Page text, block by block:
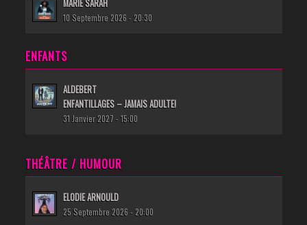
MARIE SARAH
10 Septembre 2026 - 20:30
ENFANTS
ALDEBERT
ENFANTILLAGES – JAMAIS ADULTE!
31 Janvier 2027 - 15:00
THÉÂTRE / HUMOUR
ELODIE ARNOULD
25 Septembre 2026 - 20:00